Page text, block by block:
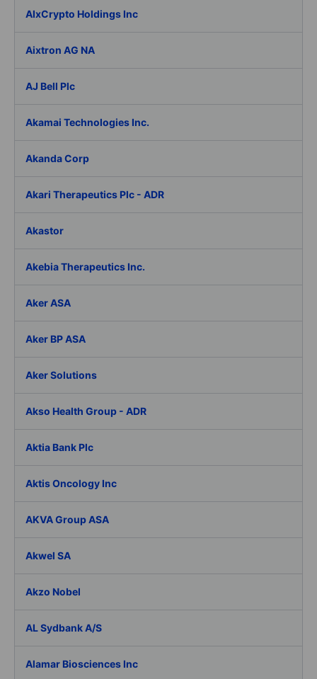
AIxCrypto Holdings Inc
Aixtron AG NA
AJ Bell Plc
Akamai Technologies Inc.
Akanda Corp
Akari Therapeutics Plc - ADR
Akastor
Akebia Therapeutics Inc.
Aker ASA
Aker BP ASA
Aker Solutions
Akso Health Group - ADR
Aktia Bank Plc
Aktis Oncology Inc
AKVA Group ASA
Akwel SA
Akzo Nobel
AL Sydbank A/S
Alamar Biosciences Inc